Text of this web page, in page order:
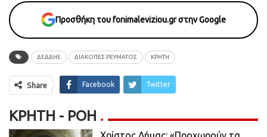
Προσθήκη του fonimaleviziou.gr στην Google
ΔΕΔΔΗΕ ΔΙΑΚΟΠΕΣ ΡΕΥΜΑΤΟΣ ΚΡΗΤΗ
Share Facebook Twitter
ΚΡΉΤΗ - ΡΟΗ